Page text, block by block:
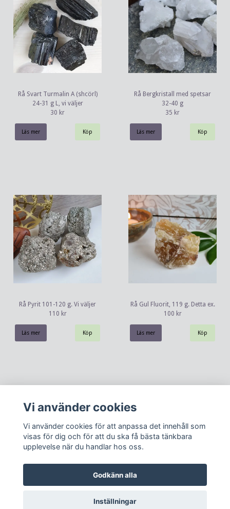
Rå Svart Turmalin A (shcörl)
24-31 g L, vi väljer
30 kr
Läs mer
Rå Bergkristall med spetsar
32-40 g
35 kr
Läs mer
Rå Pyrit 101-120 g. Vi väljer
110 kr
Läs mer
Rå Gul Fluorit, 119 g. Detta ex.
100 kr
Läs mer
© Copyright 2026 Dunöras ting
Vi använder cookies
Vi använder cookies för att anpassa det innehåll som
visas för dig och för att du ska få bästa tänkbara
upplevelse när du handlar hos oss.
Godkänn alla
Inställningar